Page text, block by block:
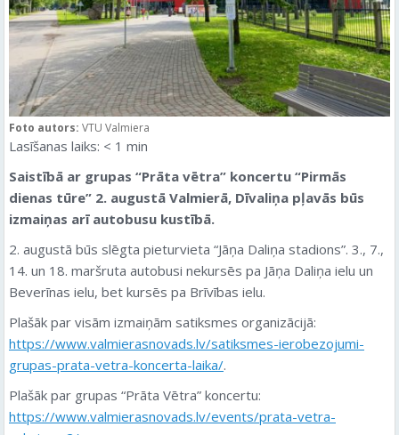
Foto autors: VTU Valmiera
Lasīšanas laiks: < 1 min
Saistībā ar grupas “Prāta vētra” koncertu “Pirmās
dienas tūre” 2. augustā Valmierā, Dīvaliņa pļavās būs
izmaiņas arī autobusu kustībā.
2. augustā būs slēgta pieturvieta “Jāņa Daliņa stadions”. 3., 7.,
14. un 18. maršruta autobusi nekursēs pa Jāņa Daliņa ielu un
Beverīnas ielu, bet kursēs pa Brīvības ielu.
Plašāk par visām izmaiņām satiksmes organizācijā:
https://www.valmierasnovads.lv/satiksmes-ierobezojumi-
grupas-prata-vetra-koncerta-laika/.
Plašāk par grupas “Prāta Vētra” koncertu:
https://www.valmierasnovads.lv/events/prata-vetra-